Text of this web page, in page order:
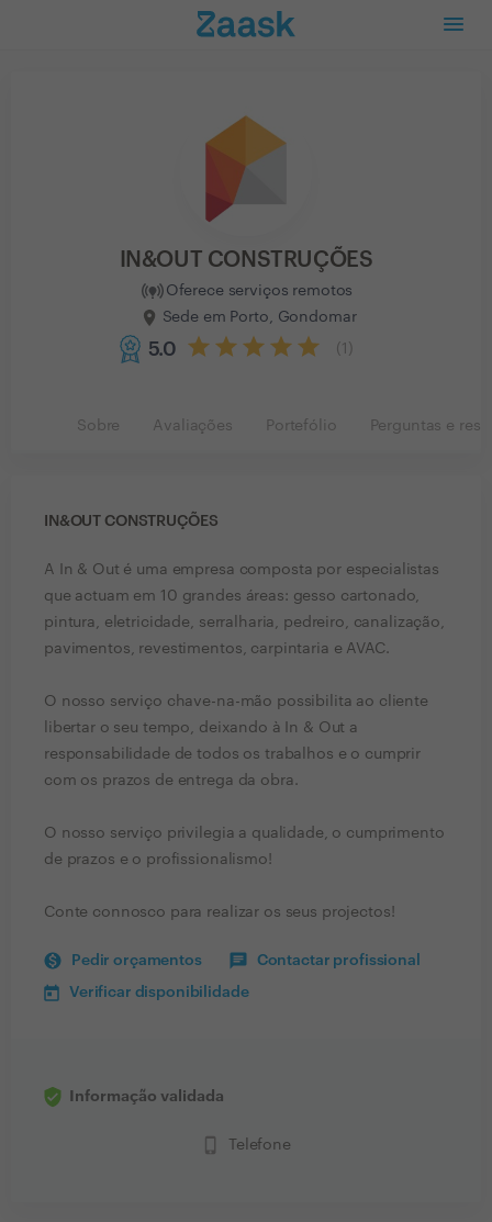
IN&OUT CONSTRUÇÕES
Oferece serviços remotos
Sede em Porto, Gondomar
5.0 1
Sobre Avaliações Portefólio Perguntas e
IN&OUT CONSTRUÇÕES
A In & Out é uma empresa composta por especialistas
que actuam em 10 grandes áreas: gesso cartonado,
pintura, eletricidade, serralharia, pedreiro, canalização,
pavimentos, revestimentos, carpintaria e AVAC.
O nosso serviço chave-na-mão possibilita ao cliente
libertar o seu tempo, deixando à In & Out a
responsabilidade de todos os trabalhos e o cumprir
com os prazos de entrega da obra.
O nosso serviço privilegia a qualidade, o cumprimento
de prazos e o profissionalismo!
Conte connosco para realizar os seus projectos!
Pedir orçamentos Contactar profissional
Verificar disponibilidade
Informação validada
phone_iphone Telefone